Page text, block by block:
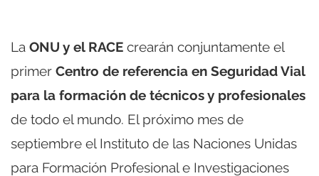
La ONU y el RACE crearán conjuntamente el
primer Centro de referencia en Seguridad Vial
para la formación de técnicos y profesionales
de todo el mundo. El próximo mes de
septiembre el Instituto de las Naciones Unidas
para Formación Profesional e Investigaciones